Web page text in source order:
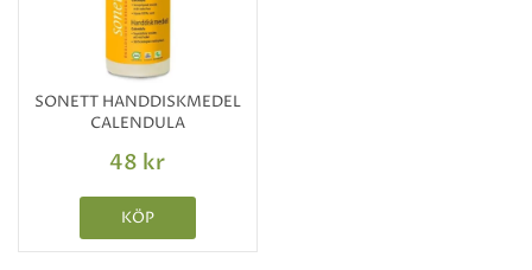
SONETT HANDDISKMEDEL
CALENDULA
48 kr
KÖP